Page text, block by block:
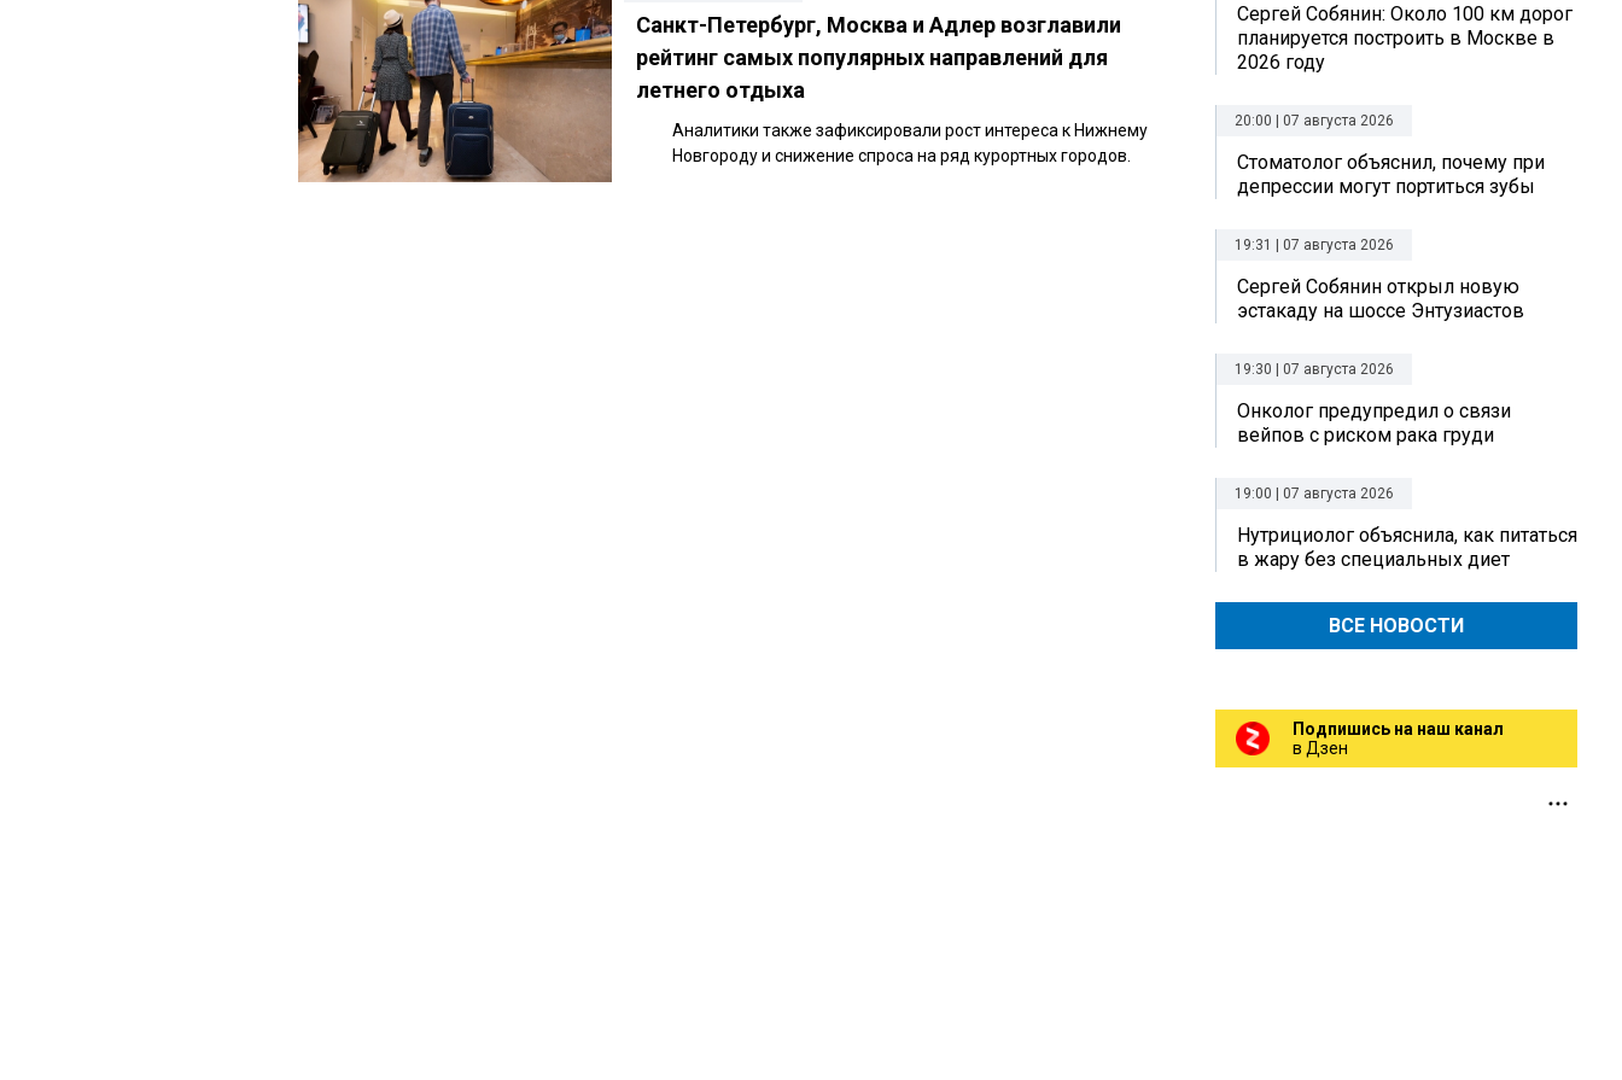
Санкт-Петербург, Москва и Адлер возглавили
рейтинг самых популярных направлений для
летнего отдыха
Аналитики также зафиксировали рост интереса к Нижнему
Новгороду и снижение спроса на ряд курортных городов.
Сергей Собянин: Около 100 км дорог
планируется построить в Москве в
2026 году
20:00 | 07 августа 2026
Стоматолог объяснил, почему при
депрессии могут портиться зубы
19:31 | 07 августа 2026
Сергей Собянин открыл новую
эстакаду на шоссе Энтузиастов
19:30 | 07 августа 2026
Онколог предупредил о связи
вейпов с риском рака груди
19:00 | 07 августа 2026
Нутрициолог объяснила, как питаться
в жару без специальных диет
ВСЕ НОВОСТИ
Подпишись на наш канал
в Дзен